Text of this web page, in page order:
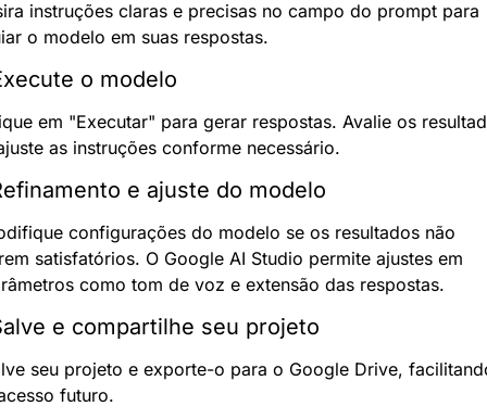
instruções claras e precisas no campo do prompt para
o modelo em suas respostas.
o modelo
em "Executar" para gerar respostas. Avalie os
as instruções conforme necessário.
e ajuste do modelo
configurações do modelo se os resultados não
satisfatórios. O Google AI Studio permite ajustes em
como tom de voz e extensão das respostas.
e compartilhe seu projeto
seu projeto e exporte-o para o Google Drive,
futuro.